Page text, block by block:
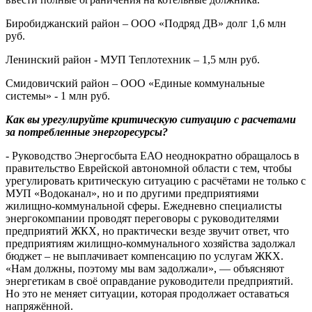
Биробиджанский район – ООО «Подряд ДВ» долг 1,6 млн
руб.
Ленинский район - МУП Теплотехник – 1,5 млн руб.
Смидовичский район – ООО «Единые коммунальные
системы» - 1 млн руб.
Как вы урегулируйте критическую ситуацию с расчетами
за потребленные энергоресурсы?
- Руководство Энергосбыта ЕАО неоднократно обращалось в
правительство Еврейской автономной области с тем, чтобы
урегулировать критическую ситуацию с расчётами не только с
МУП «Водоканал», но и по другими предприятиями
жилищно-коммунальной сферы. Ежедневно специалисты
энергокомпании проводят переговоры с руководителями
предприятий ЖКХ, но практически везде звучит ответ, что
предприятиям жилищно-коммунального хозяйства задолжал
бюджет – не выплачивает компенсацию по услугам ЖКХ.
«Нам должны, поэтому мы вам задолжали», — объясняют
энергетикам в своё оправдание руководители предприятий.
Но это не меняет ситуации, которая продолжает оставаться
напряжённой.